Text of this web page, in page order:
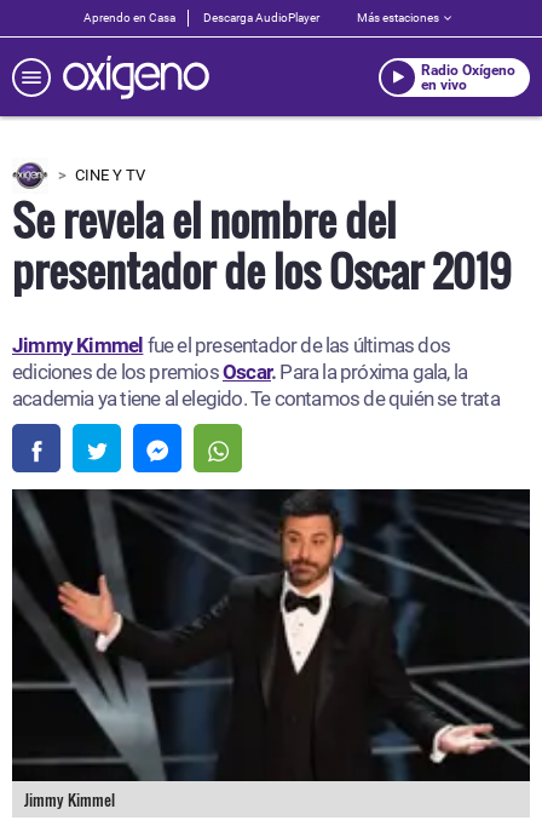
Aprendo en Casa Descarga AudioPlayer Más estaciones
Radio Oxígeno
en vivo
CINE Y TV
Se revela el nombre del
presentador de los Oscar 2019
Jimmy Kimmel fue el presentador de las últimas dos
ediciones de los premiosOscar. Para la próxima gala, la
academia ya tiene al elegido. Te contamos de quién se trata
Jimmy Kimmel